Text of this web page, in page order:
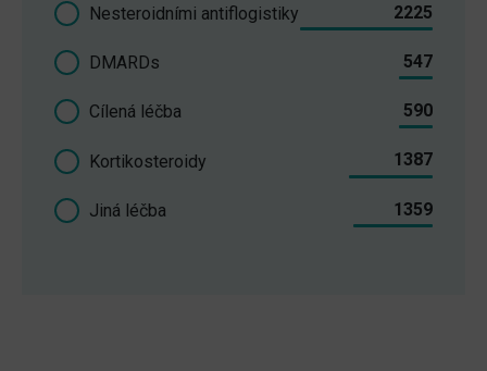
Nesteroidními antiflogistiky 2225
DMARDs 547
Cílená léčba 590
Kortikosteroidy 1387
Jiná léčba 1359